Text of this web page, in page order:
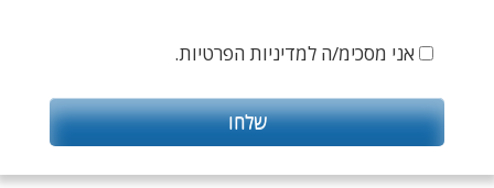
אני מסכימ/ה למדיניות הפרטיות.